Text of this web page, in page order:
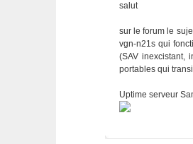
salut
sur le forum le
vgn-n21s qui
(SAV inexcistant,
portables qui
Uptime serveur